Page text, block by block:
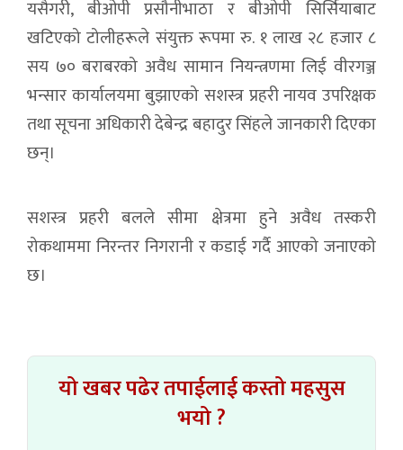
यसैगरी, बीओपी प्रसौनीभाठा र बीओपी सिर्सियाबाट
खटिएको टोलीहरूले संयुक्त रूपमा रु. १ लाख २८ हजार ८
सय ७० बराबरको अवैध सामान नियन्त्रणमा लिई वीरगञ्ज
भन्सार कार्यालयमा बुझाएको सशस्त्र प्रहरी नायव उपरिक्षक
तथा सूचना अधिकारी देबेन्द्र बहादुर सिंहले जानकारी दिएका
छन्।
सशस्त्र प्रहरी बलले सीमा क्षेत्रमा हुने अवैध तस्करी
रोकथाममा निरन्तर निगरानी र कडाई गर्दै आएको जनाएको
छ।
यो खबर पढेर तपाईलाई कस्तो महसुस
भयो ?